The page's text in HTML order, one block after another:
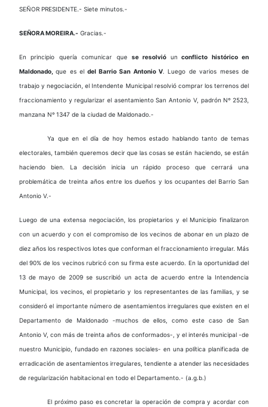
SEÑOR PRESIDENTE.- Siete minutos.-
SEÑORA MOREIRA.- Gracias.-
En principio quería comunicar que se resolvió un conflicto histórico en
Maldonado,que es el del Barrio San Antonio V. Luego de varios meses de
trabajo y negociación, el Intendente Municipal resolvió comprar los terrenos del
fraccionamiento y regularizar el asentamiento San Antonio V, padrón Nº 2523,
manzana Nº 1347 de la ciudad de Maldonado.-
Ya que en el día de hoy hemos estado hablando tanto de temas
electorales, también queremos decir que las cosas se están haciendo, se están
haciendo bien. La decisión inicia un rápido proceso que cerrará una
problemática de treinta años entre los dueños y los ocupantes del Barrio San
Antonio V.-
Luego de una extensa negociación, los propietarios y el Municipio finalizaron
con un acuerdo y con el compromiso de los vecinos de abonar en un plazo de
diez años los respectivos lotes que conforman el fraccionamiento irregular. Más
del 90% de los vecinos rubricó con su firma este acuerdo. En la oportunidad del
13 de mayo de 2009 se suscribió un acta de acuerdo entre la Intendencia
Municipal, los vecinos, el propietario y los representantes de las familias, y se
consideró el importante número de asentamientos irregulares que existen en el
Departamento de Maldonado -muchos de ellos, como este caso de San
Antonio V, con más de treinta años de conformados-, y el interés municipal -de
nuestro Municipio, fundado en razones sociales- en una política planificada de
erradicación de asentamientos irregulares, tendiente a atender las necesidades
de regularización habitacional en todo el Departamento.- (a.g.b.)
El próximo paso es concretar la operación de compra y acordar con